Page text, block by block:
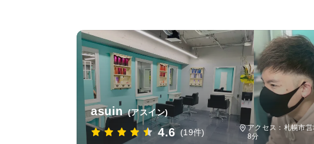
asuin (アスイン)
4.6 (19件)
アクセス：札幌市
8分